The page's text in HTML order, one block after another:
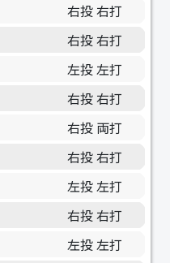
右投 右打
右投 右打
左投 左打
右投 右打
右投 両打
右投 右打
左投 左打
右投 右打
左投 左打